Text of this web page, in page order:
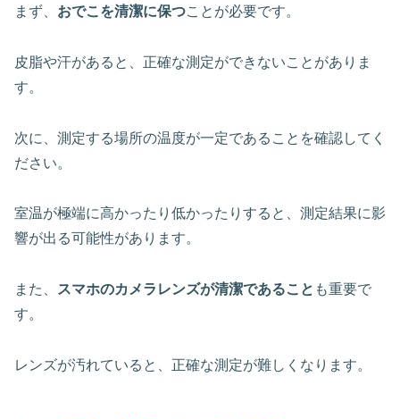
まず、 おでこを清潔に保つことが必要です。
皮脂や汗があると、正確な測定ができないことがありま
す。
次に、 測定する場所の温度が一定であること を確認してく
ださい。
室温が極端に高かったり低かったりすると、測定結果に影
響が出る可能性があります。
また、 スマホのカメラレンズが清潔であること も重要で
す。
レンズが汚れていると、正確な測定が難しくなります。